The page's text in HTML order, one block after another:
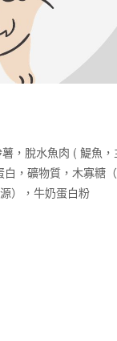
，脫水魚肉 ( 鯷魚
，礦物質，木寡糖
），牛奶蛋白粉